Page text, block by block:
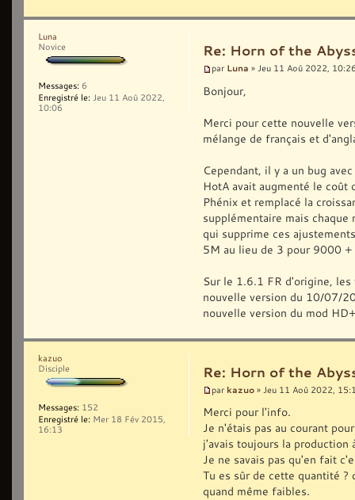
Re: Horn of the
par Luna » Jeu 11 Aoû 2022,
Bonjour,
Merci pour cette nouvelle
mélange de français et
Cependant, il y a un bug
HotA avait augmenté le coût
Phénix et remplacé la
supplémentaire mais
qui supprime ces
5M au lieu de 3 pour 9000
Sur le 1.6.1 FR d'origine,
nouvelle version du 10/07/
nouvelle version du mod
Luna
Novice
Messages: 6
Enregistré le: Jeu 11 Aoû 2022,
10:06
Re: Horn of the
par kazuo » Jeu 11 Aoû 2022,
Merci pour l'info.
Je n'étais pas au courant
j'avais toujours la production
Je ne savais pas qu'en fait
Tu es sûr de cette quantité ?
quand même faibles.
kazuo
Disciple
Messages: 152
Enregistré le: Mer 18 Fév 2015,
16:13